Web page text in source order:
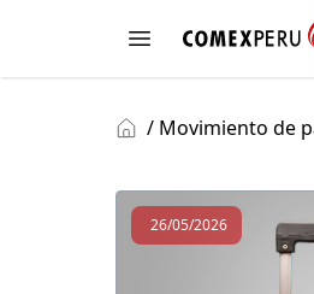
Open menu
ComexPerú
/ Movimiento de
26/05/2026